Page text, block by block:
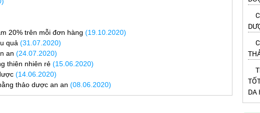
20% trên mỗi đơn hàng (19.10.2020)
quả(31.07.2020)
an (24.07.2020)
thiên nhiên rẻ(15.06.2020)
(14.06.2020)
thảo dược an an (08.06.2020)
DA